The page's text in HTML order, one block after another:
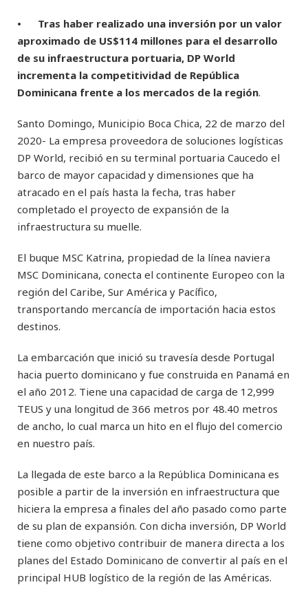
• Tras haber realizado una inversión por un valor
aproximado de US$114 millones para el desarrollo
de su infraestructura portuaria, DP World
incrementa la competitividad de República
Dominicana frente a los mercados de la región.
Santo Domingo, Municipio Boca Chica, 22 de marzo del
2020- La empresa proveedora de soluciones logísticas
DP World, recibió en su terminal portuaria Caucedo el
barco de mayor capacidad y dimensiones que ha
atracado en el país hasta la fecha, tras haber
completado el proyecto de expansión de la
infraestructura su muelle.
El buque MSC Katrina, propiedad de la línea naviera
MSC Dominicana, conecta el continente Europeo con la
región del Caribe, Sur América y Pacífico,
transportando mercancía de importación hacia estos
destinos.
La embarcación que inició su travesía desde Portugal
hacia puerto dominicano y fue construida en Panamá en
el año 2012. Tiene una capacidad de carga de 12,999
TEUS y una longitud de 366 metros por 48.40 metros
de ancho, lo cual marca un hito en el flujo del comercio
en nuestro país.
La llegada de este barco a la República Dominicana es
posible a partir de la inversión en infraestructura que
hiciera la empresa a finales del año pasado como parte
de su plan de expansión. Con dicha inversión, DP World
tiene como objetivo contribuir de manera directa a los
planes del Estado Dominicano de convertir al país en el
principal HUB logístico de la región de las Américas.